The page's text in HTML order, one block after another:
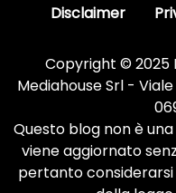
Disclaimer
Copyright © 2025
Mediahouse Srl -
Questo blog non è
viene aggiornato
pertanto